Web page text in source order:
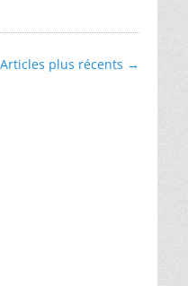
Articles plus récents →